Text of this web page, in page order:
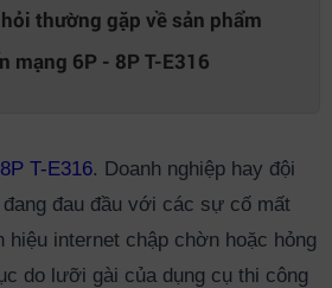
thường gặp về sản phẩm
mạng 6P - 8P T-E316
T-E316. Doanh nghiệp hay đội
đau đầu với các sự cố mất
hiệu internet chập chờn hoặc hỏng
do lưỡi gài của dụng cụ thi công